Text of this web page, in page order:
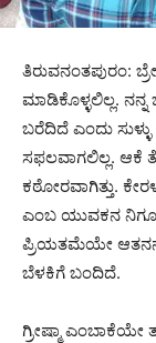
ತಿರುವನಂತಪುರಂ:
ಮಾಡಿಕೊಳ್ಳಲಿಲ್ಲ.
ಬರೆದಿದೆ ಎಂದು
ಸಫಲವಾಗಲಿಲ್ಲ. ಆಕೆ
ಕಠೋರವಾಗಿತ್ತು.
ಎಂಬ ಯುವಕನ
ಪ್ರಿಯತಮೆಯೇ
ಬೆಳಕಿಗೆ ಬಂದಿದೆ.
ಗ್ರೀಷ್ಮಾ ಎಂಬಾಕೆಯೇ